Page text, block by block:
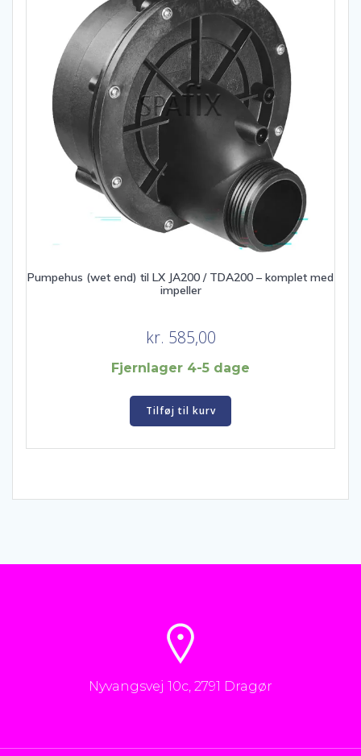
Pumpehus (wet end) til LX JA200 / TDA200 – komplet med
impeller
kr. 585,00
Fjernlager 4-5 dage
Tilføj til kurv
Nyvangsvej 10c, 2791 Dragør